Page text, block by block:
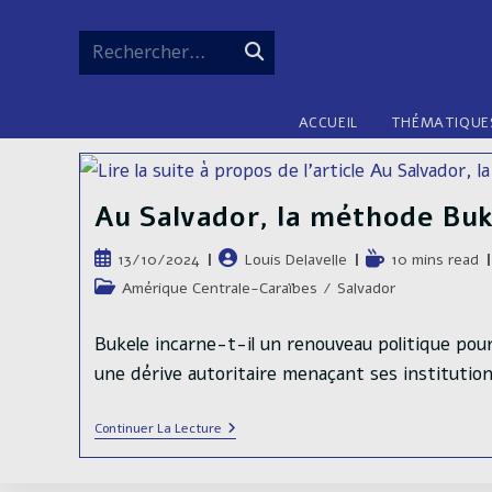
Rechercher… Envoyer
recherche
ACCUEIL
Au Salvador, la méthode
Publication
publiée :
13/10/2024
Auteur/autrice
de
Louis Delavelle
Temps
de
10 mins read
PostAmérique Centrale-Caraïbes / Salvador
Bukele incarne-t-il un renouveau politique
une dérive autoritaire menaçant ses
Continuer La LectureAu
Salvador,
La